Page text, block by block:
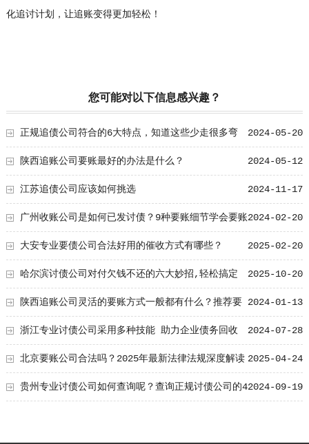
化追讨计划，让追账变得更加轻松！
您可能对以下信息感兴趣？
2024-05-20
正规追债公司符合的6大特点，知道这些少走很多弯
路！ 2024-05-12
陕西追账公司要账最好的办法是什么？
2024-11-17
江苏追债公司应该如何挑选
2024-02-20
广州收账公司是如何已发讨债？9种要账细节学会要账
很有用！ 2025-02-20
大安专业要债公司合法好用的催收方式有哪些？
2025-10-20
哈尔滨讨债公司对付欠钱不还的六大妙招,轻松搞定
2024-01-13
陕西追账公司灵活的要账方式一般都有什么？推荐要
账公司的灵活要账方式 2024-07-28
浙江专业讨债公司采用多种技能 助力企业债务回收
2025-04-24
北京要账公司合法吗？2025年最新法律法规深度解读
2024-09-19
贵州专业讨债公司如何查询呢？查询正规讨债公司的4